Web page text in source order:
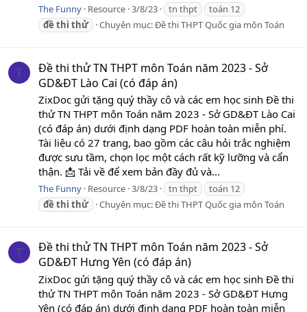
The Funny Resource 3/8/23 tn thpt
toán 12
đề thi thử Chuyên mục:Đề thi THPT Quốc gia môn Toán
T
Đề thi thử TN THPT môn Toán năm 2023 - Sở
GD&ĐT Lào Cai (có đáp án)
ZixDoc gửi tặng quý thầy cô và các em học sinh Đề thi
thử TN THPT môn Toán năm 2023 - Sở GD&ĐT Lào Cai
(có đáp án) dưới định dạng PDF hoàn toàn miễn phí.
Tài liệu có 27 trang, bao gồm các câu hỏi trắc nghiệm
được sưu tầm, chọn lọc một cách rất kỹ lưỡng và cẩn
thận. 📩 Tải về để xem bản đầy đủ và...
The Funny Resource 3/8/23 tn thpt
toán 12
đề thi thử Chuyên mục:Đề thi THPT Quốc gia môn Toán
T
Đề thi thử TN THPT môn Toán năm 2023 - Sở
GD&ĐT Hưng Yên (có đáp án)
ZixDoc gửi tặng quý thầy cô và các em học sinh Đề thi
thử TN THPT môn Toán năm 2023 - Sở GD&ĐT Hưng
Yên (có đáp án) dưới định dạng PDF hoàn toàn miễn